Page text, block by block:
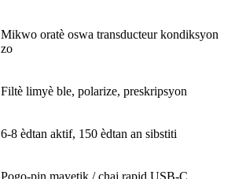
Mikwo oratè oswa transducteur kondiksyon
zo
Filtè limyè ble, polarize, preskripsyon
6-8 èdtan aktif, 150 èdtan an sibstiti